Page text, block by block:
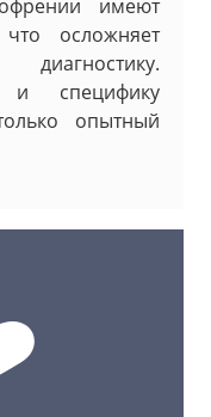
имеют
осложняет
и специфику
опытный